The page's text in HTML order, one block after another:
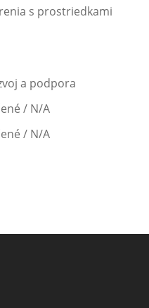
s prostriedkami
a podpora
/ N/A
/ N/A